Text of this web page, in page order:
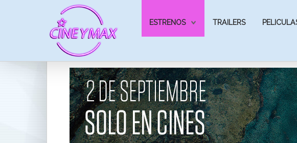
ESTRENOS TRAILERS